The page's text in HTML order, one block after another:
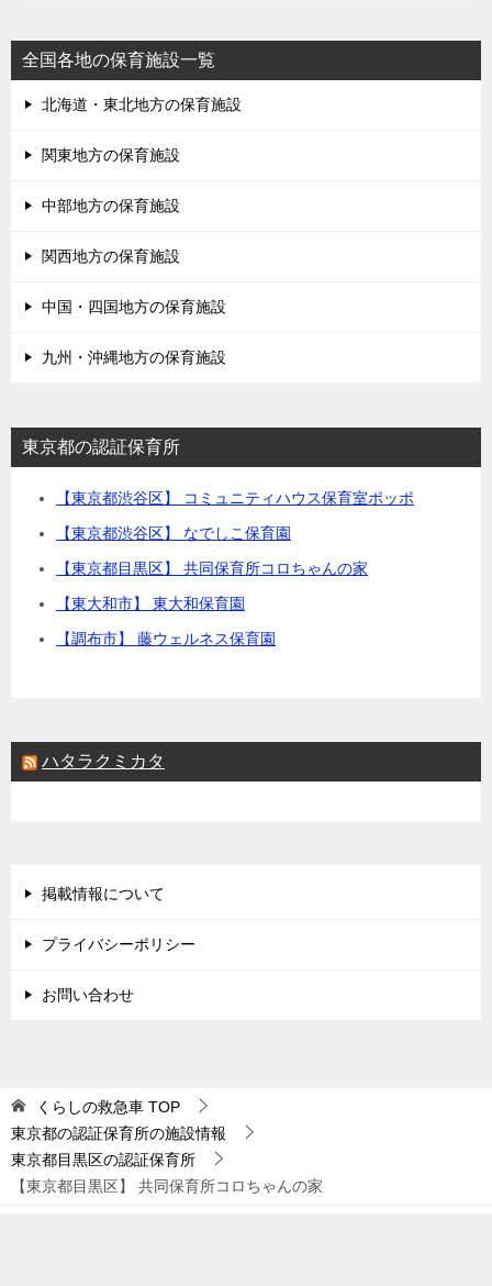
全国各地の保育施設一覧
北海道・東北地方の保育施設
関東地方の保育施設
中部地方の保育施設
関西地方の保育施設
中国・四国地方の保育施設
九州・沖縄地方の保育施設
東京都の認証保育所
【東京都渋谷区】 コミュニティハウス保育室ポッポ
【東京都渋谷区】 なでしこ保育園
【東京都目黒区】 共同保育所コロちゃんの家
【東大和市】 東大和保育園
【調布市】 藤ウェルネス保育園
ハタラクミカタ
掲載情報について
プライバシーポリシー
お問い合わせ
くらしの救急車 TOP
東京都の認証保育所の施設情報
東京都目黒区の認証保育所
【東京都目黒区】 共同保育所コロちゃんの家